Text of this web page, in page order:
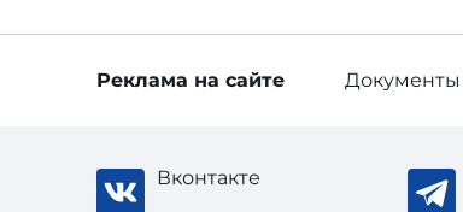
Реклама на сайте Документы
Вконтакте